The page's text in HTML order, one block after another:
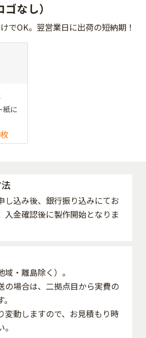
なし）
でOK。翌営業日に出荷の短納期！
紙に
し込み後、銀行振り込みにてお
入金確認後に製作開始となりま
・離島除く）。
の場合は、二拠点目から実費の
変動しますので、お見積もり時